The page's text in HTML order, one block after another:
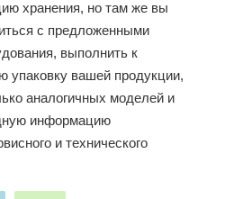
хранения, но там же вы
с предложенными
выполнить к
упаковку вашей продукции,
аналогичных моделей и
информацию
и технического